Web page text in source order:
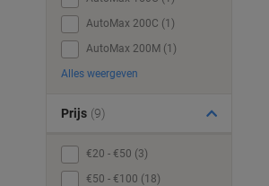
AutoMax 200C (1)
AutoMax 200M (1)
Alles weergeven
Prijs (9)
€20 - €50 (3)
€50 - €100 (18)